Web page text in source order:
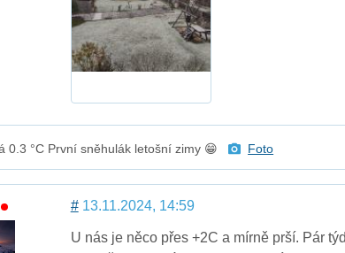
0.3 °C První sněhulák letošní zimy 😁 Foto
#13.11.2024, 14:59
U nás je něco přes +2C a mírně prší. Pár